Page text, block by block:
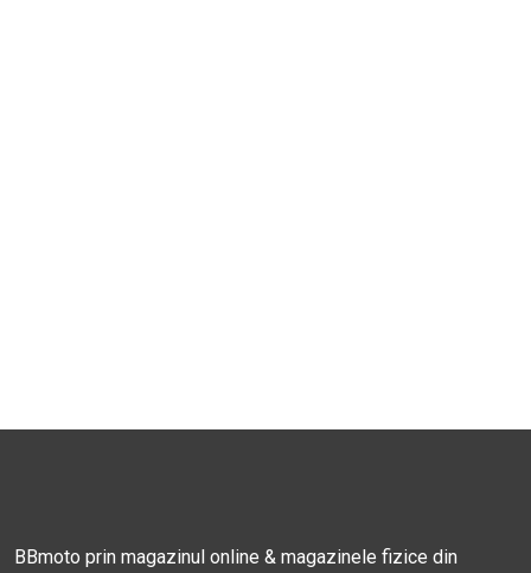
BBmoto prin magazinul online & magazinele fizice din